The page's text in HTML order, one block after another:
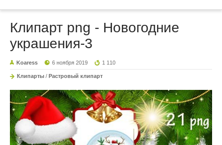
Клипарт png - Новогодние
украшения-3
Koaress 6 ноября 2019 1 110
Клипарты / Растровый клипарт